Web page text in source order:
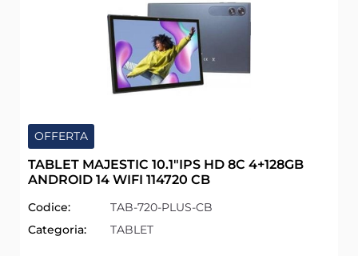
OFFERTA
TABLET MAJESTIC 10.1"IPS HD 8C 4+128GB
ANDROID 14 WIFI 114720 CB
Codice:
TAB-720-PLUS-CB
Categoria:
TABLET